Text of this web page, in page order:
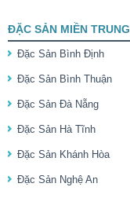
ĐẶC SẢN MIỀN TRUNG
Đặc Sản Bình Định
Đặc Sản Bình Thuận
Đặc Sản Đà Nẵng
Đặc Sản Hà Tĩnh
Đặc Sản Khánh Hòa
Đặc Sản Nghệ An